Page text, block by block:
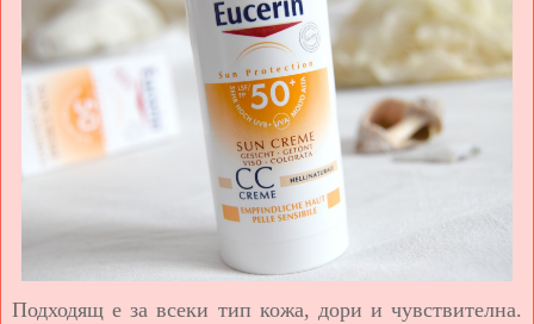
Подходящ е за всеки тип кожа, дори и чувствителна.